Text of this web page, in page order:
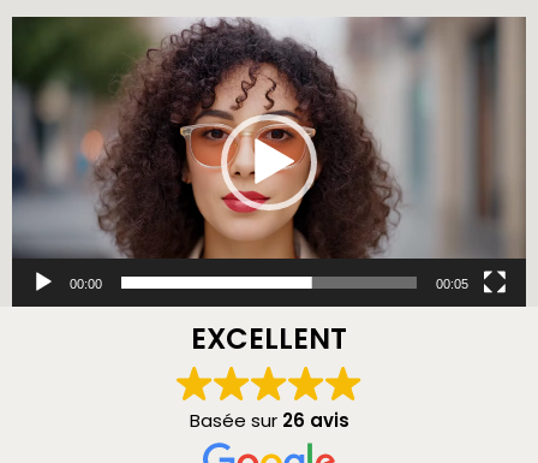
00:00 00:05
EXCELLENT
Basée sur 26 avis